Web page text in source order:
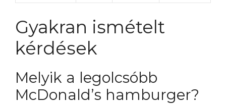
Gyakran ismételt
kérdések
Melyik a legolcsóbb
McDonald’s hamburger?